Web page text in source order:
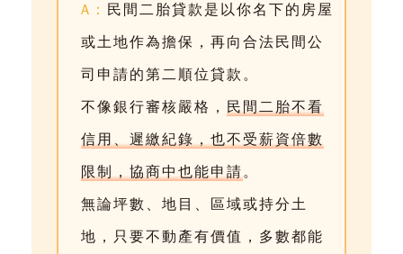
A： 民間二胎貸款是以你名下的房屋
或土地作為擔保，再向合法民間公
司申請的第二順位貸款。
不像銀行審核嚴格， 民間二胎不看
信用、遲繳紀錄，也不受薪資倍數
限制，協商中也能申請。
無論坪數、地目、區域或持分土
地，只要不動產有價值，多數都能